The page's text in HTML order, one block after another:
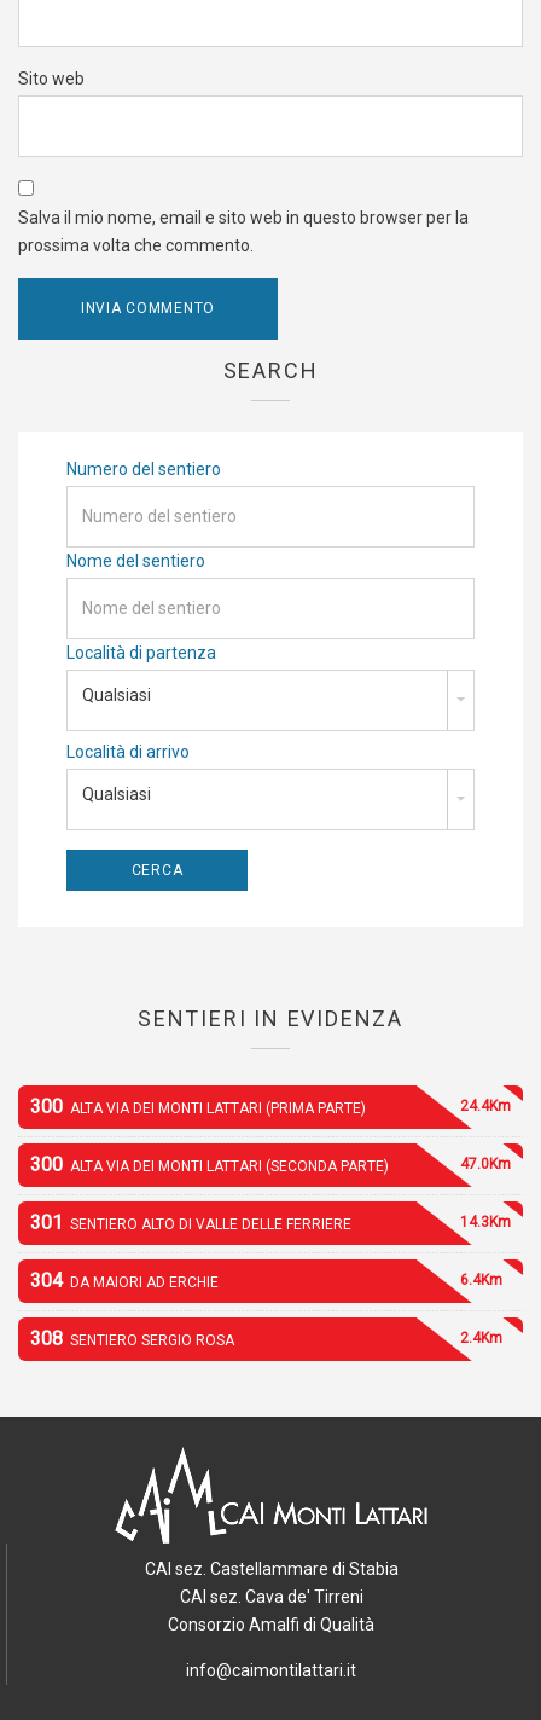
Sito web
Salva il mio nome, email e sito web in questo browser per la
prossima volta che commento.
SEARCH
Numero del sentiero
Nome del sentiero
Località di partenza
Qualsiasi
Località di arrivo
Qualsiasi
SENTIERI IN EVIDENZA
300 ALTA VIA DEI MONTI LATTARI (PRIMA PARTE) 24.4Km
300 ALTA VIA DEI MONTI LATTARI (SECONDA PARTE) 47.0Km
301 SENTIERO ALTO DI VALLE DELLE FERRIERE 14.3Km
304 DA MAIORI AD ERCHIE 6.4Km
308 SENTIERO SERGIO ROSA 2.4Km
CAI sez. Castellammare di Stabia
CAI sez. Cava de' Tirreni
Consorzio Amalfi di Qualità
info@caimontilattari.it